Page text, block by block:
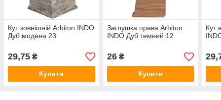
Кут зовнішній Arbiton INDO
Дуб модена 23
29,75 ₴
Купити
Заглушка права Arbiton
INDO Дуб темний 12
26₴
Купити
Кут